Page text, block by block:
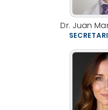
Dr. Juan